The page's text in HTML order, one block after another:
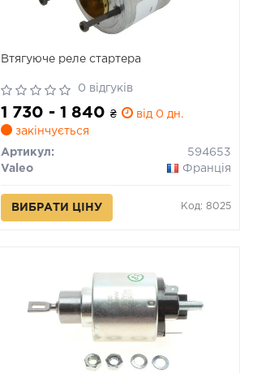
Втягуюче реле стартера
0 відгуків
1 730 - 1 840₴
від 0 дн.
закінчується
Артикул:
594653
Valeo
Франція
ВИБРАТИ ЦІНУ Код: 8025